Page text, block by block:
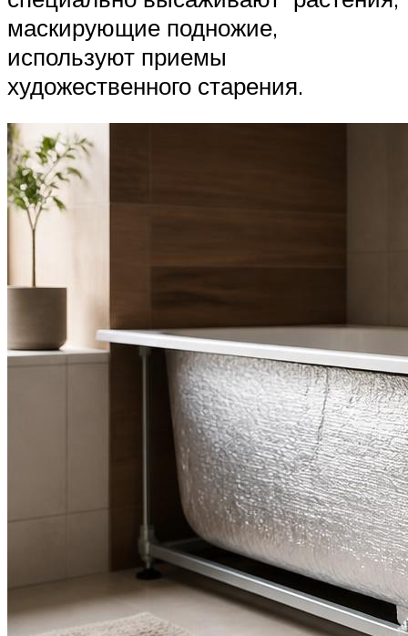
маскирующие подножие,
используют приемы
художественного старения.